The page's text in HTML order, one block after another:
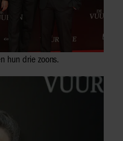
hun drie zoons.